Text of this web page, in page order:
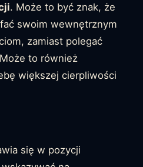
. Może to być znak, że
swoim wewnętrznym
zamiast polegać
to również
większej cierpliwości
się w pozycji